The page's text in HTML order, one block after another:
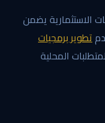
الاستثمارية يضمن
تطوير برمجيات
المحلية